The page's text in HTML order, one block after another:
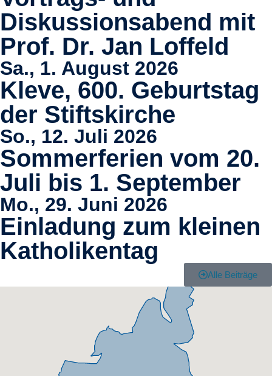
Diskussionsabend mit
Prof. Dr. Jan Loffeld
Sa., 1. August 2026
Kleve, 600. Geburtstag
der Stiftskirche
So., 12. Juli 2026
Sommerferien vom 20.
Juli bis 1. September
Mo., 29. Juni 2026
Einladung zum kleinen
Katholikentag
Alle Beiträge